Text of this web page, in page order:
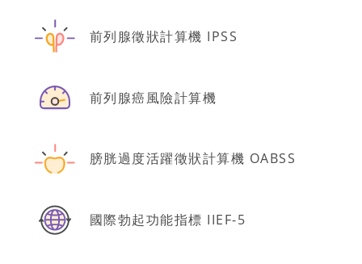
前列腺徵狀計算機 IPSS
前列腺癌風險計算機
膀胱過度活躍徵狀計算機 OABSS
國際勃起功能指標 IIEF-5